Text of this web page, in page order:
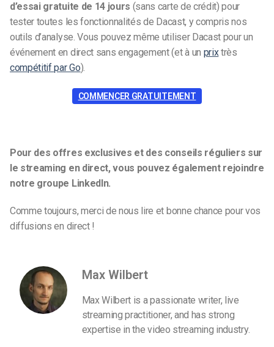
d’essai gratuite de 14 jours (sans carte de crédit) pour
tester toutes les fonctionnalités de Dacast, y compris nos
outils d’analyse. Vous pouvez même utiliser Dacast pour un
événement en direct sans engagement (et à un prixtrès
compétitif par Go).
COMMENCER GRATUITEMENT
Pour des offres exclusives et des conseils réguliers sur
le streaming en direct, vous pouvez également rejoindre
notre groupe LinkedIn.
Comme toujours, merci de nous lire et bonne chance pour vos
diffusions en direct !
Max Wilbert
Max Wilbert is a passionate writer, live
streaming practitioner, and has strong
expertise in the video streaming industry.